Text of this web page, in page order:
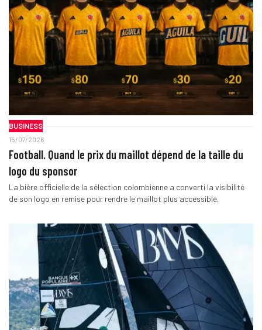
BUSINESS
15/07/2026
Football. Quand le prix du maillot dépend de la taille du
logo du sponsor
La bière officielle de la sélection colombienne a converti la visibilité
de son logo en remise pour rendre le maillot plus accessible.